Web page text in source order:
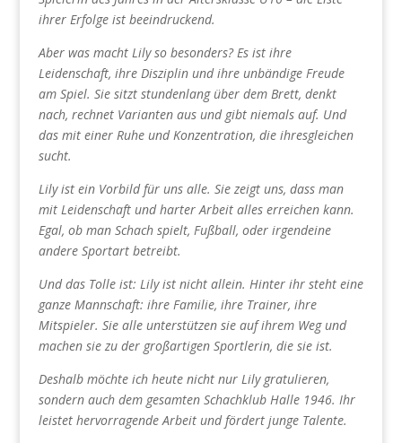
ihrer Erfolge ist beeindruckend.
Aber was macht Lily so besonders? Es ist ihre
Leidenschaft, ihre Disziplin und ihre unbändige Freude
am Spiel. Sie sitzt stundenlang über dem Brett, denkt
nach, rechnet Varianten aus und gibt niemals auf. Und
das mit einer Ruhe und Konzentration, die ihresgleichen
sucht.
Lily ist ein Vorbild für uns alle. Sie zeigt uns, dass man
mit Leidenschaft und harter Arbeit alles erreichen kann.
Egal, ob man Schach spielt, Fußball, oder irgendeine
andere Sportart betreibt.
Und das Tolle ist: Lily ist nicht allein. Hinter ihr steht eine
ganze Mannschaft: ihre Familie, ihre Trainer, ihre
Mitspieler. Sie alle unterstützen sie auf ihrem Weg und
machen sie zu der großartigen Sportlerin, die sie ist.
Deshalb möchte ich heute nicht nur Lily gratulieren,
sondern auch dem gesamten Schachklub Halle 1946. Ihr
leistet hervorragende Arbeit und fördert junge Talente.